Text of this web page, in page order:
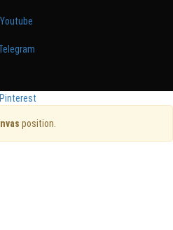
Youtube
Pinterest
position.